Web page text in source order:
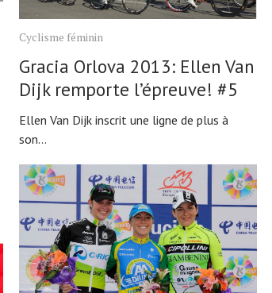
Cyclisme féminin
Gracia Orlova 2013: Ellen Van
Dijk remporte l’épreuve! #5
Ellen Van Dijk inscrit une ligne de plus à
son...